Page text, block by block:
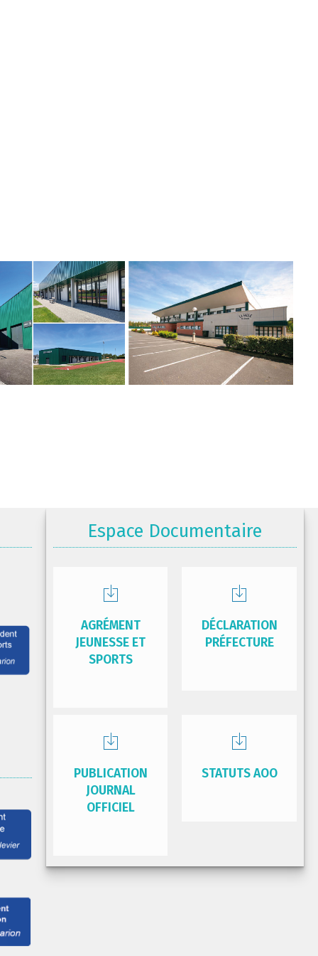
Espace Documentaire
AGRÉMENT
JEUNESSE ET
SPORTS
DÉCLARATION
PRÉFECTURE
PUBLICATION
JOURNAL
OFFICIEL
STATUTS AOO